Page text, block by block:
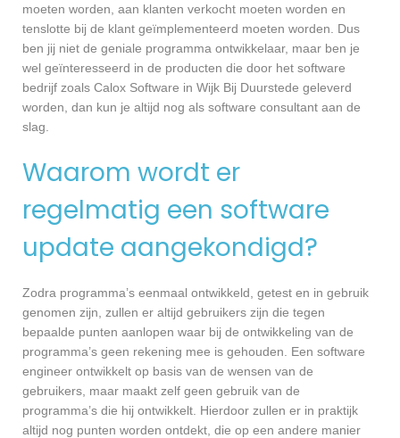
moeten worden, aan klanten verkocht moeten worden en
tenslotte bij de klant geïmplementeerd moeten worden. Dus
ben jij niet de geniale programma ontwikkelaar, maar ben je
wel geïnteresseerd in de producten die door het software
bedrijf zoals Calox Software in Wijk Bij Duurstede geleverd
worden, dan kun je altijd nog als software consultant aan de
slag.
Waarom wordt er
regelmatig een software
update aangekondigd?
Zodra programma’s eenmaal ontwikkeld, getest en in gebruik
genomen zijn, zullen er altijd gebruikers zijn die tegen
bepaalde punten aanlopen waar bij de ontwikkeling van de
programma’s geen rekening mee is gehouden. Een software
engineer ontwikkelt op basis van de wensen van de
gebruikers, maar maakt zelf geen gebruik van de
programma’s die hij ontwikkelt. Hierdoor zullen er in praktijk
altijd nog punten worden ontdekt, die op een andere manier